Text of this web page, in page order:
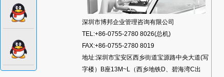
深圳市博邦企业管理咨询有限公司
TEL:+86-0755-2780 8026(总机)
FAX:+86-0755-2780 8019
地址:深圳市宝安区西乡街道宝源路中央大道(写
字楼）B座13M~L（西乡地铁D、碧海湾C出